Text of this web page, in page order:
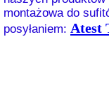
montażowa do
posyłaniem: Atest